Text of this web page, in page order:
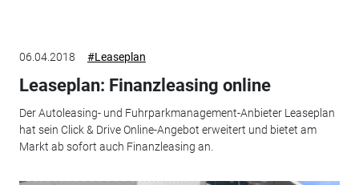
06.04.2018 #Leaseplan
Leaseplan: Finanzleasing online
Der Autoleasing- und Fuhrparkmanagement-Anbieter Leaseplan
hat sein Click & Drive Online-Angebot erweitert und bietet am
Markt ab sofort auch Finanzleasing an.